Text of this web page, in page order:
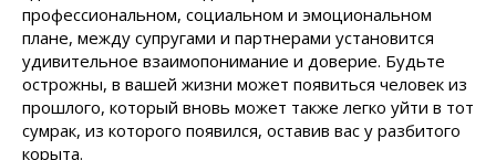
профессиональном, социальном и эмоциональном
плане, между супругами и партнерами установится
удивительное взаимопонимание и доверие. Будьте
острожны, в вашей жизни может появиться человек из
прошлого, который вновь может также легко уйти в тот
сумрак, из которого появился, оставив вас у разбитого
корыта.